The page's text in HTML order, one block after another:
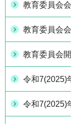
教育委員会
教育委員会
教育委員会
令和7(2025)
令和7(2025)